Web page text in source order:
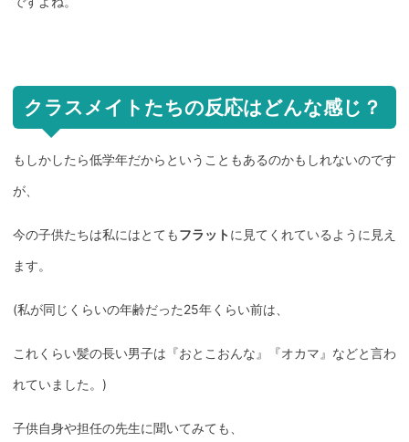
クラスメイトたちの反応はどんな感じ？
もしかしたら低学年だからということもあるのかもしれないのです
が、
今の子供たちは私にはとてもフラットに見てくれているように見え
ます。
(私が同じくらいの年齢だった25年くらい前は、
これくらい髪の長い男子は『おとこおんな』『オカマ』などと言わ
れていました。)
子供自身や担任の先生に聞いてみても、